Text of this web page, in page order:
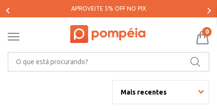
APROVEITE 5% OFF NO PIX
0
Mais recentes